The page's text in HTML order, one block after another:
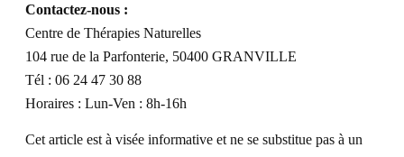
Contactez-nous :
Centre de Thérapies Naturelles
104 rue de la Parfonterie, 50400 GRANVILLE
Tél : 06 24 47 30 88
Horaires : Lun-Ven : 8h-16h
Cet article est à visée informative et ne se substitue pas à un